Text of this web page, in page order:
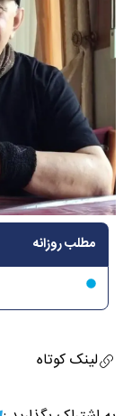
مطلب روزانه
لینک کوتاه